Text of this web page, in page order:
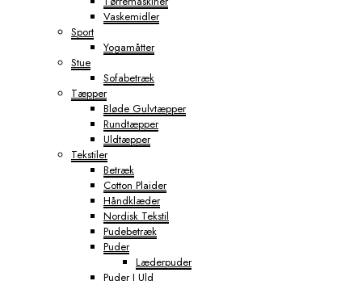
Vaskemidler
Sport
Yogamåtter
Stue
Sofabetræk
Tæpper
Bløde Gulvtæpper
Rundtæpper
Uldtæpper
Tekstiler
Betræk
Cotton Plaider
Håndklæder
Nordisk Tekstil
Pudebetræk
Puder
Læderpuder
Puder I Uld